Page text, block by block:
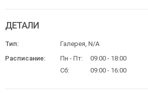
ДЕТАЛИ
Тип:
Галерея, N/A
Расписание:
Пн - Пт:
09:00 - 18:00
Сб:
09:00 - 16:00